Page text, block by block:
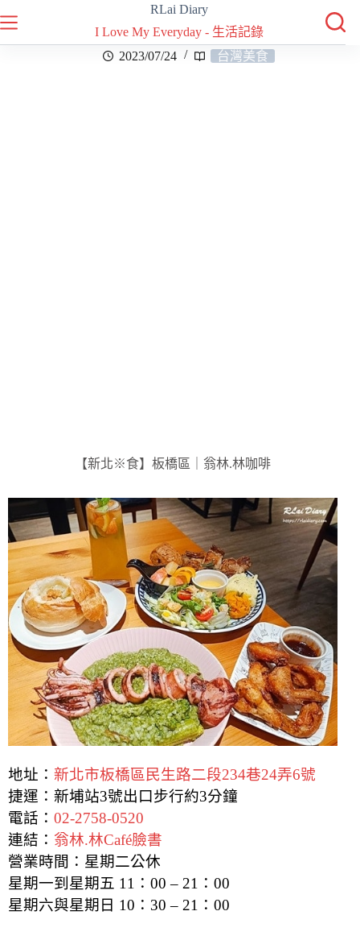
RLai Diary
I Love My Everyday - 生活記錄
2023/07/24
台灣美食
【新北※食】板橋區｜翁林.林咖啡
地址： 新北市板橋區民生路二段234巷24弄6號
捷運：新埔站3號出口步行約3分鐘
電話： 02-2758-0520
連結： 翁林.林Café臉書
營業時間：星期二公休
星期一到星期五 11：00 – 21：00
星期六與星期日 10：30 – 21：00